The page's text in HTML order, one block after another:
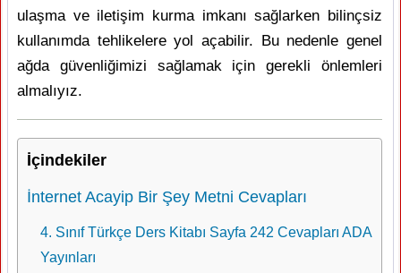
ulaşma ve iletişim kurma imkanı sağlarken bilinçsiz
kullanımda tehlikelere yol açabilir. Bu nedenle genel
ağda güvenliğimizi sağlamak için gerekli önlemleri
almalıyız.
İçindekiler
İnternet Acayip Bir Şey Metni Cevapları
4. Sınıf Türkçe Ders Kitabı Sayfa 242 Cevapları ADA
Yayınları